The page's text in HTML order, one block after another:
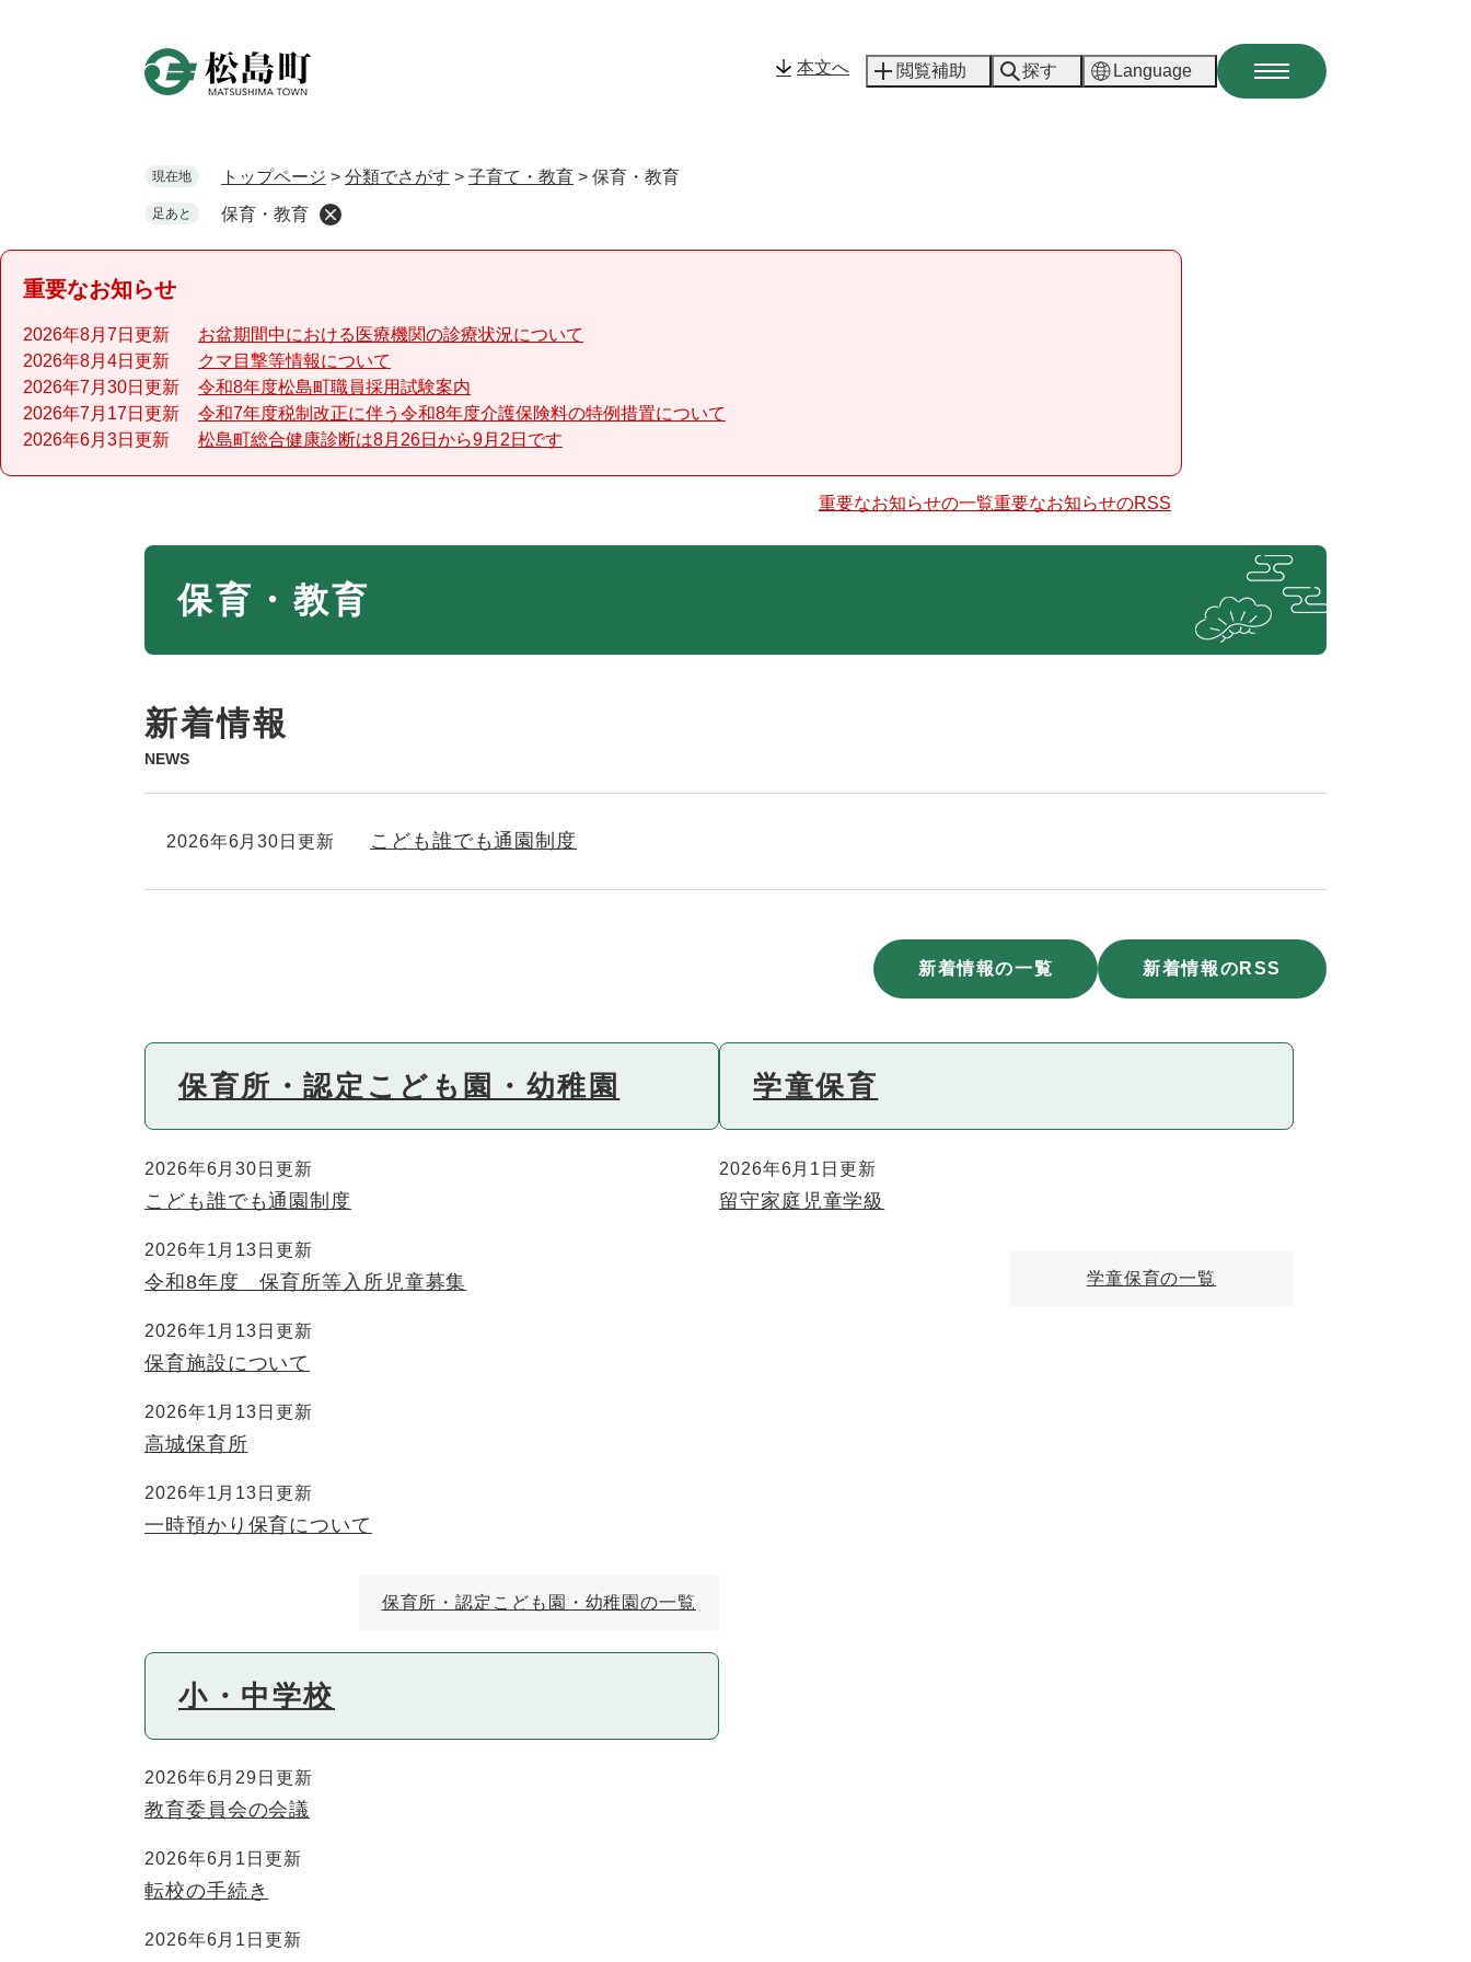
本文へ 閲覧補助 探す Language
現在地 トップページ > 分類でさがす > 子育て・教育 > 保育・教育
足あと 保育・教育
重要なお知らせ
2026年8月7日更新
お盆期間中における医療機関の診療状況について
2026年8月4日更新
クマ目撃等情報について
2026年7月30日更新
令和8年度松島町職員採用試験案内
2026年7月17日更新
令和7年度税制改正に伴う令和8年度介護保険料の特例措置について
2026年6月3日更新
松島町総合健康診断は8月26日から9月2日です
重要なお知らせの一覧重要なお知らせのRSS
保育・教育
新着情報
NEWS
2026年6月30日更新 こども誰でも通園制度
新着情報の一覧 新着情報のRSS
保育所・認定こども園・幼稚園
2026年6月30日更新
こども誰でも通園制度
2026年1月13日更新
令和8年度 保育所等入所児童募集
2026年1月13日更新
保育施設について
2026年1月13日更新
高城保育所
2026年1月13日更新
一時預かり保育について
保育所・認定こども園・幼稚園の一覧
学童保育
2026年6月1日更新
留守家庭児童学級
学童保育の一覧
小・中学校
2026年6月29日更新
教育委員会の会議
2026年6月1日更新
転校の手続き
2026年6月1日更新